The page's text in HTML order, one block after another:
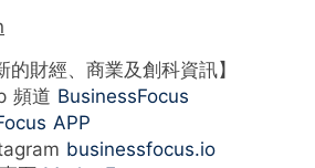
的財經、商業及創科資訊】
頻道 BusinessFocus
APP
businessfocus.io